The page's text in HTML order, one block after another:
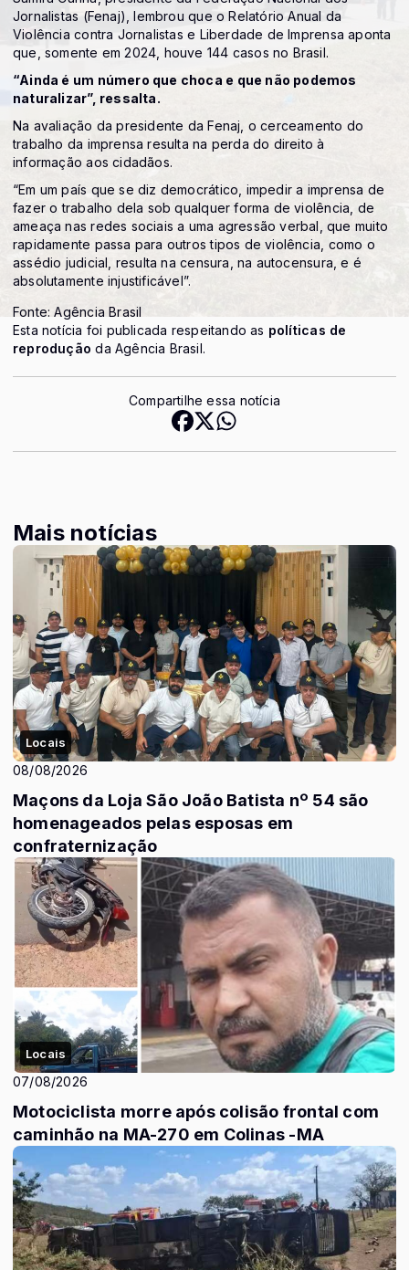
Jornalistas (Fenaj), lembrou que o Relatório Anual da
Violência contra Jornalistas e Liberdade de Imprensa aponta
que, somente em 2024, houve 144 casos no Brasil.
“Ainda é um número que choca e que não podemos
naturalizar”, ressalta.
Na avaliação da presidente da Fenaj, o cerceamento do
trabalho da imprensa resulta na perda do direito à
informação aos cidadãos.
“Em um país que se diz democrático, impedir a imprensa de
fazer o trabalho dela sob qualquer forma de violência, de
ameaça nas redes sociais a uma agressão verbal, que muito
rapidamente passa para outros tipos de violência, como o
assédio judicial, resulta na censura, na autocensura, e é
absolutamente injustificável”.
Fonte: Agência Brasil
Esta notícia foi publicada respeitando as políticas de
reprodução da Agência Brasil.
Compartilhe essa notícia
Mais notícias
Locais
08/08/2026
Maçons da Loja São João Batista nº 54 são
homenageados pelas esposas em
confraternização
Locais
07/08/2026
Motociclista morre após colisão frontal com
caminhão na MA-270 em Colinas -MA